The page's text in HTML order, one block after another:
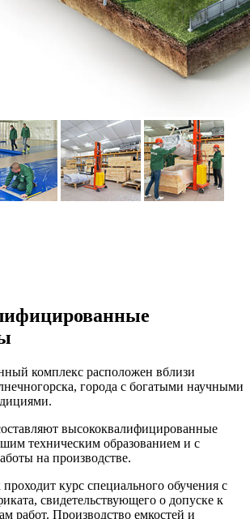
комплекс расположен вблизи
города с богатыми научными
высококвалифицированные
техническим образованием и с
на производстве.
курс специального обучения с
свидетельствующего о допуске к
работ. Производство емкостей и